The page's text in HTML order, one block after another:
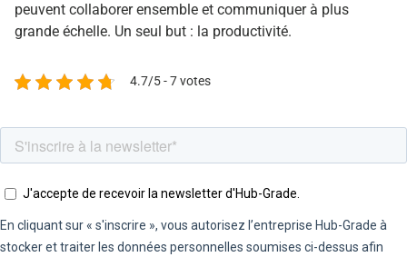
peuvent collaborer ensemble et communiquer à plus
grande échelle. Un seul but : la productivité.
4.7/5 - 7 votes